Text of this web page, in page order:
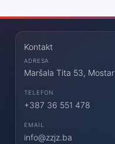
Kontakt
ADRESA
Maršala Tita 53, Mostar
TELEFON
+387 36 551 478
EMAIL
info@zzjz.ba